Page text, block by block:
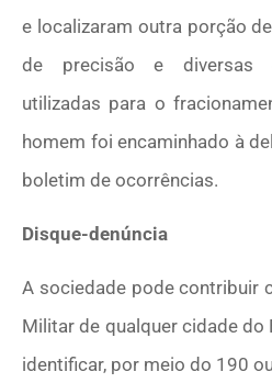
e localizaram outra porção
de precisão e diversas
utilizadas para o
homem foi encaminhado à
boletim de ocorrências.
Disque-denúncia
A sociedade pode contribuir
Militar de qualquer cidade do
identificar, por meio do 190